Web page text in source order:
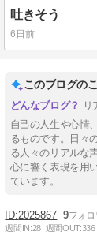
吐きそう
6日前
このブログの
リ
自己の人生や心情
るものです。日々
る人々のリアルな
心に響く表現を用
ています。
2025867 9
週間IN:28 週間OUT:336